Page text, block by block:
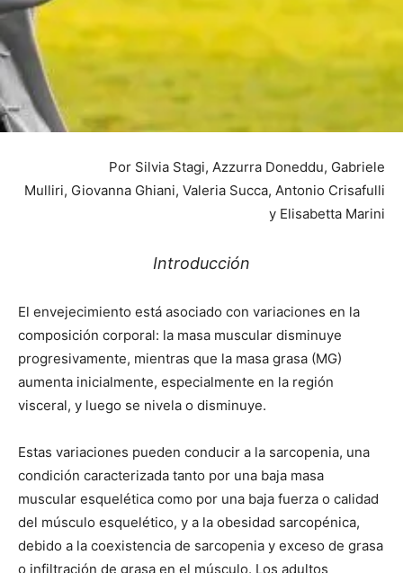
Por Silvia Stagi, Azzurra Doneddu, Gabriele
Mulliri, Giovanna Ghiani, Valeria Succa, Antonio Crisafulli
y Elisabetta Marini
Introducción
El envejecimiento está asociado con variaciones en la
composición corporal: la masa muscular disminuye
progresivamente, mientras que la masa grasa (MG)
aumenta inicialmente, especialmente en la región
visceral, y luego se nivela o disminuye.
Estas variaciones pueden conducir a la sarcopenia, una
condición caracterizada tanto por una baja masa
muscular esquelética como por una baja fuerza o calidad
del músculo esquelético, y a la obesidad sarcopénica,
debido a la coexistencia de sarcopenia y exceso de grasa
o infiltración de grasa en el músculo. Los adultos